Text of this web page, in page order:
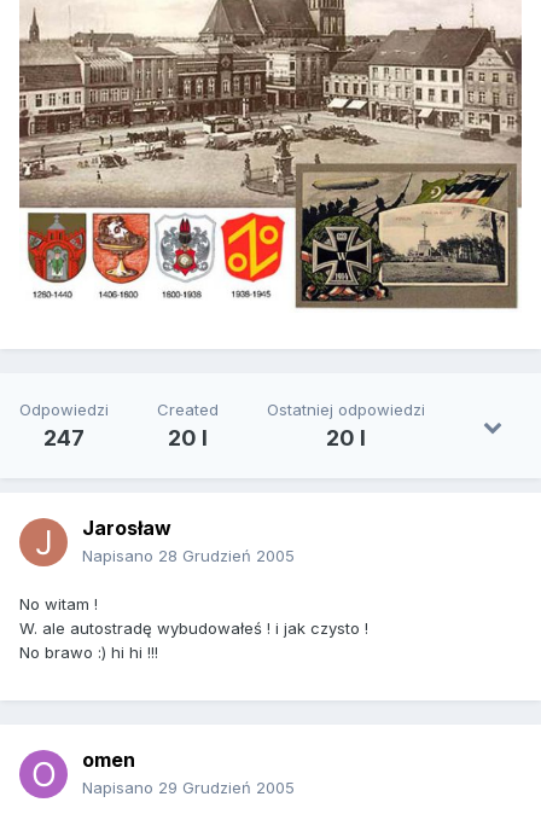
Odpowiedzi
247
Created
20 l
Ostatniej odpowiedzi
20 l
Jarosław
Napisano 28 Grudzień 2005
No witam !
W. ale autostradę wybudowałeś ! i jak czysto !
No brawo :) hi hi !!!
omen
Napisano 29 Grudzień 2005